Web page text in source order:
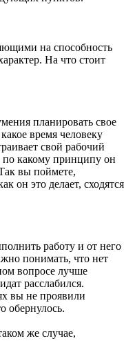
на способность
На что стоит
планировать свое
время человеку
свой рабочий
по какому принципу он
вы поймете,
он это делает, сходятся
работу и от него
понимать, что нет
вопросе лучше
расслабился.
вы не проявили
обернулось.
же случае,